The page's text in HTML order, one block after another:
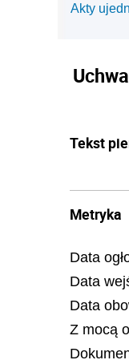
Akty
Tekst
Metryka
Data
Data
Data
Z mocą